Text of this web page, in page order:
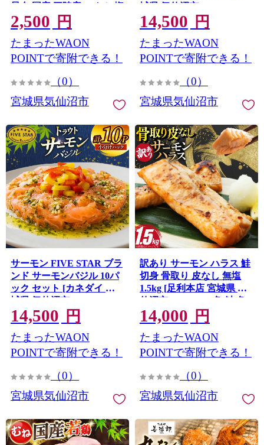
昆布 国産 三陸産 こんぶ 塩
蔵
2,500 円
たまったWAON
POINTで寄附できる！
（0）
宮城県気仙沼市
城県 気仙沼市 20566147]
魚 魚介類 サーモン サーモ
ントラウト 鮭 さけ サーモ
ン ユッケ さけ サケ トラウ
ト 海鮮 丼 海鮮丼 個包装
14,500 円
たまったWAON
POINTで寄附できる！
（0）
宮城県気仙沼市
サーモン FIVE STAR ブラ
ンド サーモンバジル 10パ
ック セット [カネダイ 宮
城県 気仙沼市 20566148]
魚 魚介類 サーモン サーモ
ントラウト 鮭 さけ サーモ
ン バジル さけ サケ トラウ
ト 海鮮 丼 海鮮丼 個包装
14,500 円
たまったWAON
POINTで寄附できる！
（0）
宮城県気仙沼市
訳あり サーモン ハラス 鮭
切身 骨取り 皮なし 無塩
1.5kg [足利本店 宮城県 気
仙沼市 20566122] 魚 鮭 魚
介類 冷凍 海鮮 鮭 魚介 規
格外 鮭 不揃い さけ サケ
鮭切身 シャケ 切り身 サー
モン切り身 訳アリ わけあ
14,000 円
たまったWAON
POINTで寄附できる！
（0）
宮城県気仙沼市